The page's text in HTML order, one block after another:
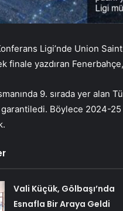
Ligi’nde Union
finale yazdıran
9. sırada yer alan
garantiledi. Böylece 2024-
Vali Küçük, Gölbaşı’nda
Esnafla Bir Araya Geldi